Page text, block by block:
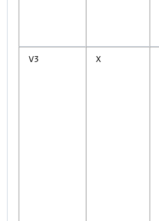
V3 X